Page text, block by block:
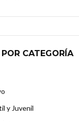
CATEGORÍA
y Juvenil